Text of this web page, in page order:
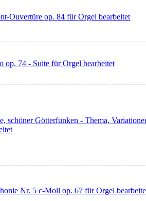
Ouvertüre op. 84 für Orgel bearbeitet
op. 74 - Suite für Orgel bearbeitet
schöner Götterfunken - Thema,
Nr. 5 c-Moll op. 67 für Orgel